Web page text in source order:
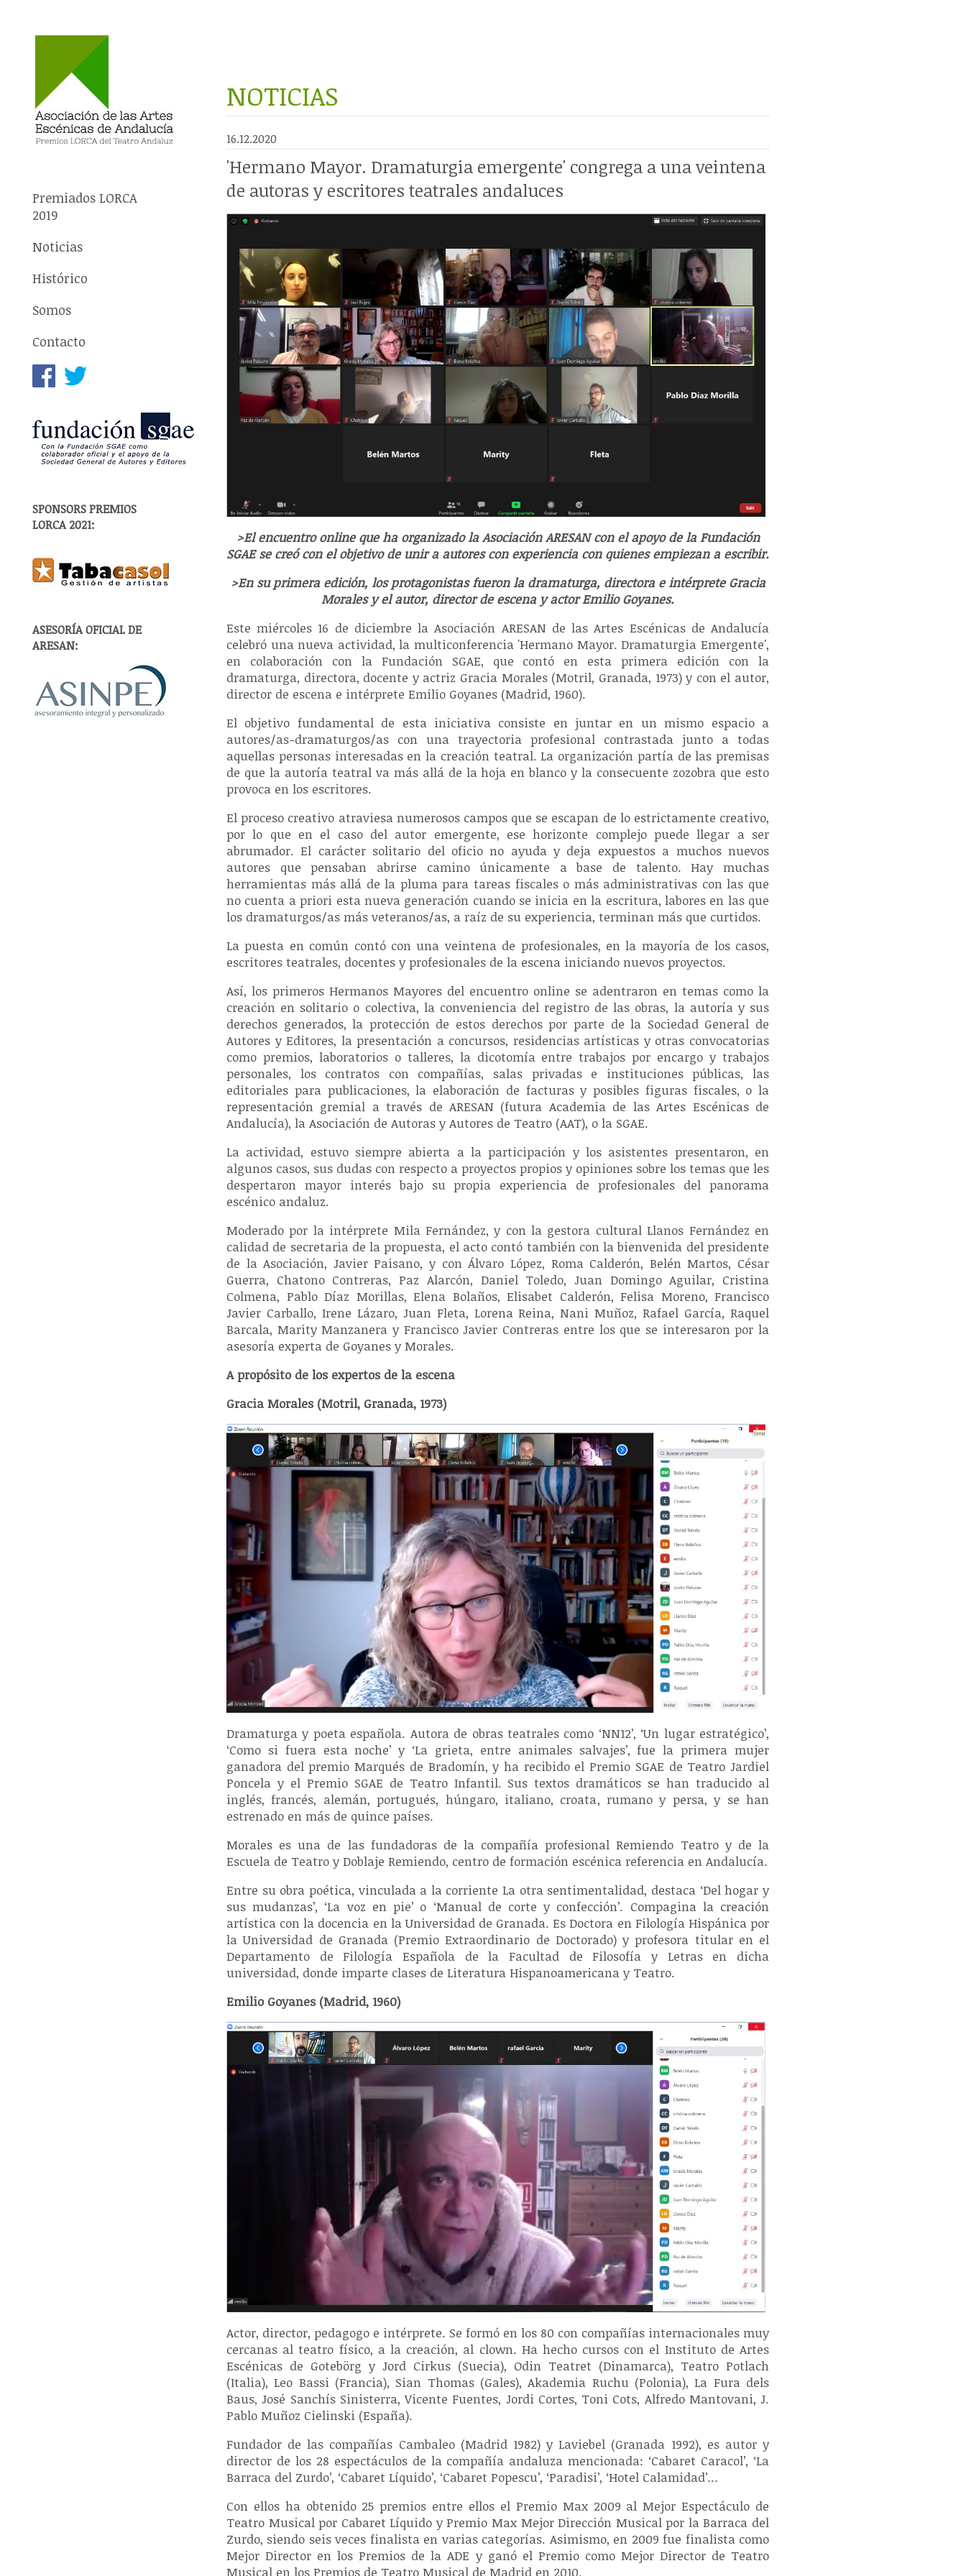
Premiados LORCA
2019
Noticias
Histórico
Somos
Contacto
SPONSORS PREMIOS
LORCA 2021:
ASESORÍA OFICIAL DE
ARESAN:
NOTICIAS
16.12.2020
'Hermano Mayor. Dramaturgia emergente' congrega a una veintena
de autoras y escritores teatrales andaluces
>El encuentro online que ha organizado la Asociación ARESAN con el apoyo de la Fundación
SGAE se creó con el objetivo de unir a autores con experiencia con quienes empiezan a escribir.
>En su primera edición, los protagonistas fueron la dramaturga, directora e intérprete Gracia
Morales y el autor, director de escena y actor Emilio Goyanes.
Este miércoles 16 de diciembre la Asociación ARESAN de las Artes Escénicas de Andalucía
celebró una nueva actividad, la multiconferencia 'Hermano Mayor. Dramaturgia Emergente',
en colaboración con la Fundación SGAE, que contó en esta primera edición con la
dramaturga, directora, docente y actriz Gracia Morales (Motril, Granada, 1973) y con el autor,
director de escena e intérprete Emilio Goyanes (Madrid, 1960).
El objetivo fundamental de esta iniciativa consiste en juntar en un mismo espacio a
autores/as-dramaturgos/as con una trayectoria profesional contrastada junto a todas
aquellas personas interesadas en la creación teatral. La organización partía de las premisas
de que la autoría teatral va más allá de la hoja en blanco y la consecuente zozobra que esto
provoca en los escritores.
El proceso creativo atraviesa numerosos campos que se escapan de lo estrictamente creativo,
por lo que en el caso del autor emergente, ese horizonte complejo puede llegar a ser
abrumador. El carácter solitario del oficio no ayuda y deja expuestos a muchos nuevos
autores que pensaban abrirse camino únicamente a base de talento. Hay muchas
herramientas más allá de la pluma para tareas fiscales o más administrativas con las que
no cuenta a priori esta nueva generación cuando se inicia en la escritura, labores en las que
los dramaturgos/as más veteranos/as, a raíz de su experiencia, terminan más que curtidos.
La puesta en común contó con una veintena de profesionales, en la mayoría de los casos,
escritores teatrales, docentes y profesionales de la escena iniciando nuevos proyectos.
Así, los primeros Hermanos Mayores del encuentro online se adentraron en temas como la
creación en solitario o colectiva, la conveniencia del registro de las obras, la autoría y sus
derechos generados, la protección de estos derechos por parte de la Sociedad General de
Autores y Editores, la presentación a concursos, residencias artísticas y otras convocatorias
como premios, laboratorios o talleres, la dicotomía entre trabajos por encargo y trabajos
personales, los contratos con compañías, salas privadas e instituciones públicas, las
editoriales para publicaciones, la elaboración de facturas y posibles figuras fiscales, o la
representación gremial a través de ARESAN (futura Academia de las Artes Escénicas de
Andalucía), la Asociación de Autoras y Autores de Teatro (AAT), o la SGAE.
La actividad, estuvo siempre abierta a la participación y los asistentes presentaron, en
algunos casos, sus dudas con respecto a proyectos propios y opiniones sobre los temas que les
despertaron mayor interés bajo su propia experiencia de profesionales del panorama
escénico andaluz.
Moderado por la intérprete Mila Fernández, y con la gestora cultural Llanos Fernández en
calidad de secretaria de la propuesta, el acto contó también con la bienvenida del presidente
de la Asociación, Javier Paisano, y con Álvaro López, Roma Calderón, Belén Martos, César
Guerra, Chatono Contreras, Paz Alarcón, Daniel Toledo, Juan Domingo Aguilar, Cristina
Colmena, Pablo Díaz Morillas, Elena Bolaños, Elisabet Calderón, Felisa Moreno, Francisco
Javier Carballo, Irene Lázaro, Juan Fleta, Lorena Reina, Nani Muñoz, Rafael García, Raquel
Barcala, Marity Manzanera y Francisco Javier Contreras entre los que se interesaron por la
asesoría experta de Goyanes y Morales.
A propósito de los expertos de la escena
Gracia Morales (Motril, Granada, 1973)
Dramaturga y poeta española. Autora de obras teatrales como ‘NN12’, ‘Un lugar estratégico’,
‘Como si fuera esta noche’ y ‘La grieta, entre animales salvajes’, fue la primera mujer
ganadora del premio Marqués de Bradomín, y ha recibido el Premio SGAE de Teatro Jardiel
Poncela y el Premio SGAE de Teatro Infantil. Sus textos dramáticos se han traducido al
inglés, francés, alemán, portugués, húngaro, italiano, croata, rumano y persa, y se han
estrenado en más de quince países.
Morales es una de las fundadoras de la compañía profesional Remiendo Teatro y de la
Escuela de Teatro y Doblaje Remiendo, centro de formación escénica referencia en Andalucía.
Entre su obra poética, vinculada a la corriente La otra sentimentalidad, destaca ‘Del hogar y
sus mudanzas’, ‘La voz en pie’ o ‘Manual de corte y confección’. Compagina la creación
artística con la docencia en la Universidad de Granada. Es Doctora en Filología Hispánica por
la Universidad de Granada (Premio Extraordinario de Doctorado) y profesora titular en el
Departamento de Filología Española de la Facultad de Filosofía y Letras en dicha
universidad, donde imparte clases de Literatura Hispanoamericana y Teatro.
Emilio Goyanes (Madrid, 1960)
Actor, director, pedagogo e intérprete. Se formó en los 80 con compañías internacionales muy
cercanas al teatro físico, a la creación, al clown. Ha hecho cursos con el Instituto de Artes
Escénicas de Gotebörg y Jord Cirkus (Suecia), Odin Teatret (Dinamarca), Teatro Potlach
(Italia), Leo Bassi (Francia), Sian Thomas (Gales), Akademia Ruchu (Polonia), La Fura dels
Baus, José Sanchís Sinisterra, Vicente Fuentes, Jordi Cortes, Toni Cots, Alfredo Mantovani, J.
Pablo Muñoz Cielinski (España).
Fundador de las compañías Cambaleo (Madrid 1982) y Laviebel (Granada 1992), es autor y
director de los 28 espectáculos de la compañía andaluza mencionada: ‘Cabaret Caracol’, ‘La
Barraca del Zurdo’, ‘Cabaret Líquido’, ‘Cabaret Popescu’, ‘Paradisi’, ‘Hotel Calamidad’…
Con ellos ha obtenido 25 premios entre ellos el Premio Max 2009 al Mejor Espectáculo de
Teatro Musical por Cabaret Líquido y Premio Max Mejor Dirección Musical por la Barraca del
Zurdo, siendo seis veces finalista en varias categorías. Asimismo, en 2009 fue finalista como
Mejor Director en los Premios de la ADE y ganó el Premio como Mejor Director de Teatro
Musical en los Premios de Teatro Musical de Madrid en 2010.